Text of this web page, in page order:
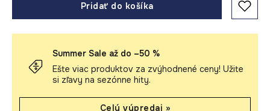
Pridať do košíka
Summer Sale až do –50 %
Ešte viac produktov za zvýhodnené ceny! Užite
si zľavy na sezónne hity.
Celý výpredaj »